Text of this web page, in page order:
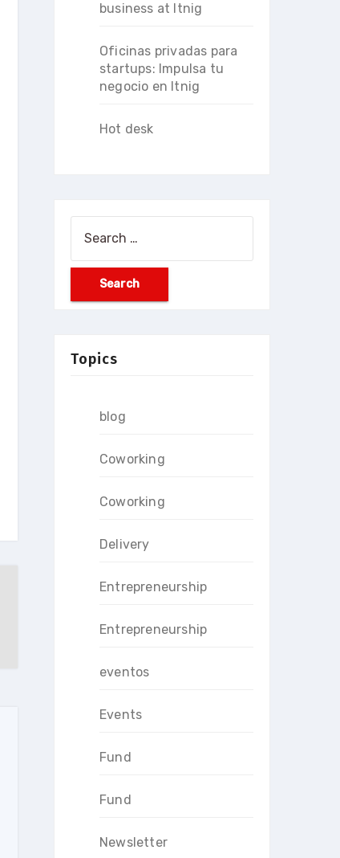
business at Itnig
Oficinas privadas para
startups: Impulsa tu
negocio en Itnig
Hot desk
Topics
blog
Coworking
Coworking
Delivery
Entrepreneurship
Entrepreneurship
eventos
Events
Fund
Fund
Newsletter